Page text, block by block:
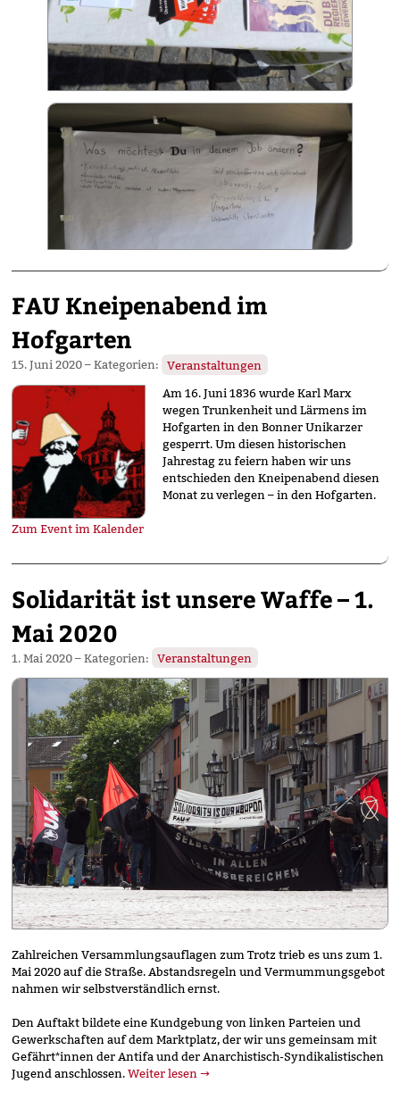
FAU Kneipenabend im
Hofgarten
15. Juni 2020– Kategorien:
Veranstaltungen
Am 16. Juni 1836 wurde Karl Marx
wegen Trunkenheit und Lärmens im
Hofgarten in den Bonner Unikarzer
gesperrt. Um diesen historischen
Jahrestag zu feiern haben wir uns
entschieden den Kneipenabend diesen
Monat zu verlegen – in den Hofgarten.
Zum Event im Kalender
Solidarität ist unsere Waffe – 1.
Mai 2020
1. Mai 2020– Kategorien: Veranstaltungen
Zahlreichen Versammlungsauflagen zum Trotz trieb es uns zum 1.
Mai 2020 auf die Straße. Abstandsregeln und Vermummungsgebot
nahmen wir selbstverständlich ernst.
Den Auftakt bildete eine Kundgebung von linken Parteien und
Gewerkschaften auf dem Marktplatz, der wir uns gemeinsam mit
Gefährt*innen der Antifa und der Anarchistisch-Syndikalistischen
Jugend anschlossen.Weiter lesen„Solidarität
→